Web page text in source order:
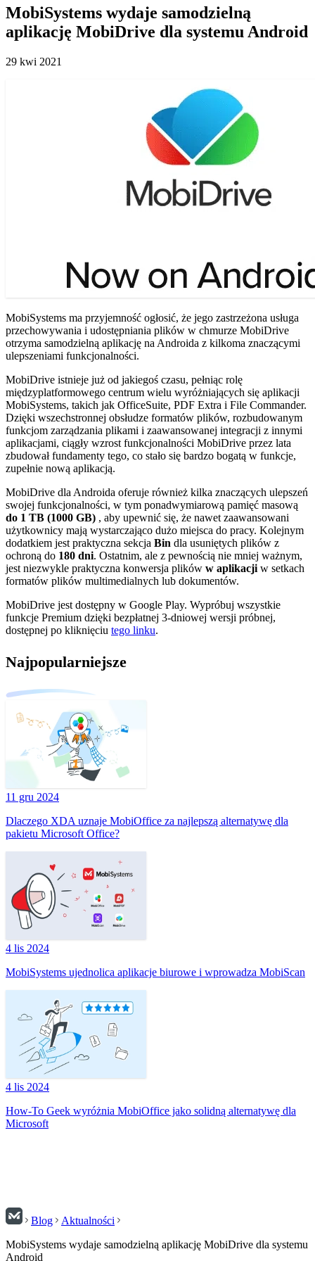
MobiSystems wydaje samodzielną
aplikację MobiDrive dla systemu Android
29 kwi 2021
MobiSystems ma przyjemność ogłosić, że jego zastrzeżona usługa
przechowywania i udostępniania plików w chmurze MobiDrive
otrzyma samodzielną aplikację na Androida z kilkoma znaczącymi
ulepszeniami funkcjonalności.
MobiDrive istnieje już od jakiegoś czasu, pełniąc rolę
międzyplatformowego centrum wielu wyróżniających się aplikacji
MobiSystems, takich jak OfficeSuite, PDF Extra i File Commander.
Dzięki wszechstronnej obsłudze formatów plików, rozbudowanym
funkcjom zarządzania plikami i zaawansowanej integracji z innymi
aplikacjami, ciągły wzrost funkcjonalności MobiDrive przez lata
zbudował fundamenty tego, co stało się bardzo bogatą w funkcje,
zupełnie nową aplikacją.
MobiDrive dla Androida oferuje również kilka znaczących ulepszeń
swojej funkcjonalności, w tym ponadwymiarową pamięć masową
do 1 TB (1000 GB) , aby upewnić się, że nawet zaawansowani
użytkownicy mają wystarczająco dużo miejsca do pracy. Kolejnym
dodatkiem jest praktyczna sekcja Bin dla usuniętych plików z
ochroną do 180 dni. Ostatnim, ale z pewnością nie mniej ważnym,
jest niezwykle praktyczna konwersja plików w aplikacji w setkach
formatów plików multimedialnych lub dokumentów.
MobiDrive jest dostępny w Google Play. Wypróbuj wszystkie
funkcje Premium dzięki bezpłatnej 3-dniowej wersji próbnej,
dostępnej po kliknięciu tego linku.
Najpopularniejsze
11 gru 2024
Dlaczego XDA uznaje MobiOffice za najlepszą alternatywę dla
pakietu Microsoft Office?
4 lis 2024
MobiSystems ujednolica aplikacje biurowe i wprowadza MobiScan
4 lis 2024
How-To Geek wyróżnia MobiOffice jako solidną alternatywę dla
Microsoft
Blog
Aktualności
MobiSystems wydaje samodzielną aplikację MobiDrive dla systemu
Android